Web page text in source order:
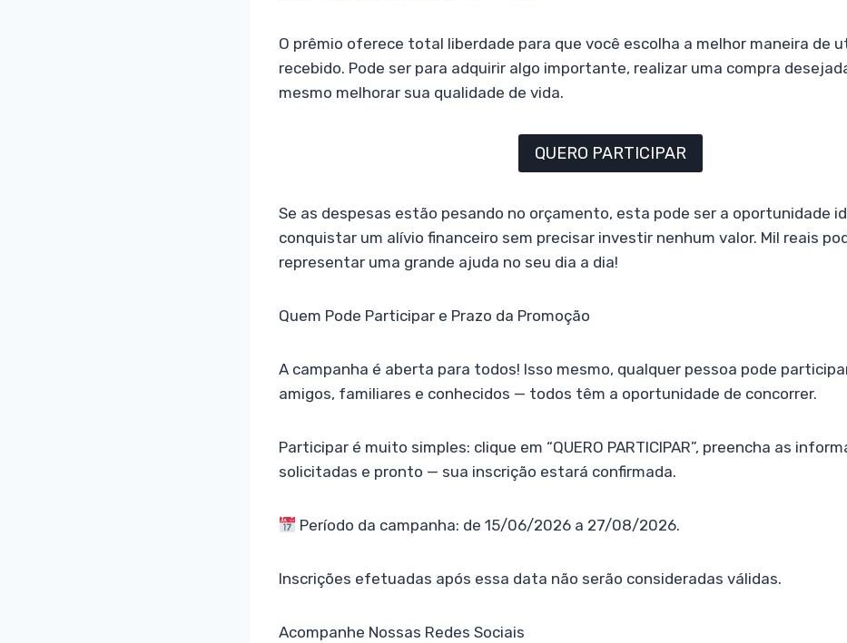
O prêmio oferece total liberdade para que você escolha a melhor maneira de
recebido. Pode ser para adquirir algo importante, realizar uma compra
mesmo melhorar sua qualidade de vida.
QUERO PARTICIPAR
Se as despesas estão pesando no orçamento, esta pode ser a oportunidade
conquistar um alívio financeiro sem precisar investir nenhum valor. Mil reais
representar uma grande ajuda no seu dia a dia!
Quem Pode Participar e Prazo da Promoção
A campanha é aberta para todos! Isso mesmo, qualquer pessoa pode
amigos, familiares e conhecidos — todos têm a oportunidade de concorrer.
Participar é muito simples: clique em “QUERO PARTICIPAR”, preencha as
solicitadas e pronto — sua inscrição estará confirmada.
Período da campanha: de 15/06/2026 a 27/08/2026.
Inscrições efetuadas após essa data não serão consideradas válidas.
Acompanhe Nossas Redes Sociais